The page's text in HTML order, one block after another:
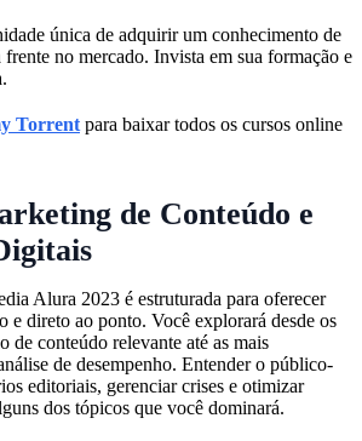
única de adquirir um conhecimento de
no mercado. Invista em sua formação e
Torrent para baixar todos os cursos online
de Conteúdo e
Alura 2023 é estruturada para oferecer
e direto ao ponto. Você explorará desde os
de conteúdo relevante até as mais
de desempenho. Entender o público-
editoriais, gerenciar crises e otimizar
dos tópicos que você dominará.